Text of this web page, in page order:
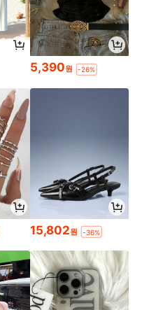
5,390원 -26%
15,802원 -36%